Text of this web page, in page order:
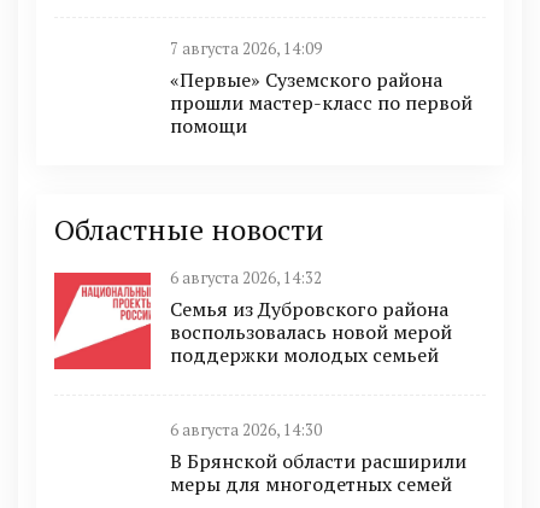
7 августа 2026, 14:09
«Первые» Суземского района
прошли мастер-класс по первой
помощи
Областные новости
6 августа 2026, 14:32
Семья из Дубровского района
воспользовалась новой мерой
поддержки молодых семьей
6 августа 2026, 14:30
В Брянской области расширили
меры для многодетных семей